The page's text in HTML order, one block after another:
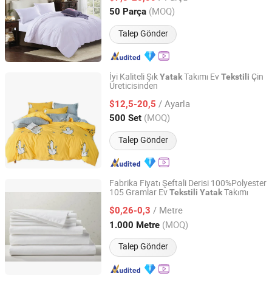
50 Parça (MOQ)
Talep Gönder
Shanghai, China Fiyat 2018
İyi Kaliteli ŞıkYatakTakımı EvTekstili Çin
Üreticisinden
$12,5-20,5 / Ayarla
500 Set (MOQ)
Talep Gönder
Ningbo DH Textile Industry&Trade Co., Ltd.
Zhejiang, China Fiyat 2020
Fabrika Fiyatı Şeftali Derisi 100%Polyester
105 Gramlar EvTekstili YatakTakımı
$0,26-0,3 / Metre
1.000 Metre (MOQ)
Talep Gönder
Shaoxing Yewang Textile Co., Ltd.
Zhejiang, China Fiyat 2022